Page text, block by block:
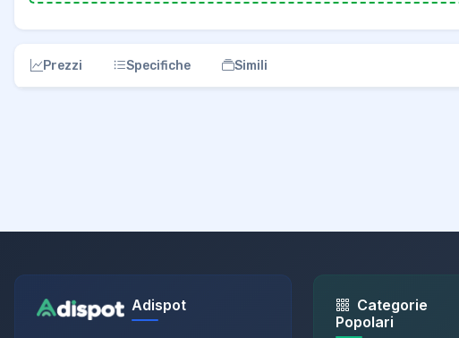
Prezzi Specifiche Simili
Adispot
Categorie
Popolari